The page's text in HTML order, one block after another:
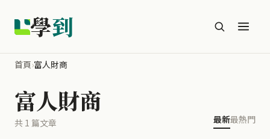
學到
首頁›富人財商
富人財商
共 1 篇文章 最新最熱門